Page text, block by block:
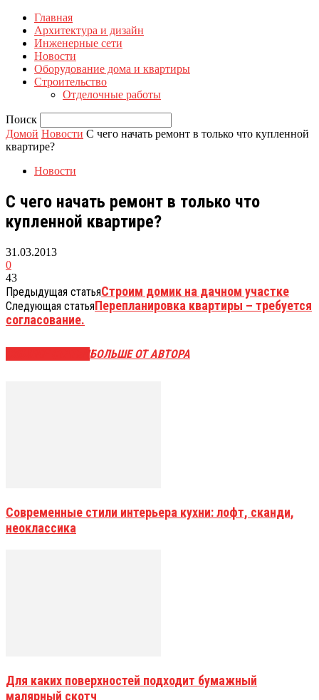
Главная
Архитектура и дизайн
Инженерные сети
Новости
Оборудование дома и квартиры
Строительство
Отделочные работы
Поиск
Домой Новости С чего начать ремонт в только что купленной
квартире?
Новости
С чего начать ремонт в только что
купленной квартире?
31.03.2013
0
43
Предыдущая статьяСтроим домик на дачном участке
Следующая статьяПерепланировка квартиры – требуется
согласование.
БОЛЬШЕ ОТ АВТОРА
Современные стили интерьера кухни: лофт, сканди,
неоклассика
Для каких поверхностей подходит бумажный
малярный скотч